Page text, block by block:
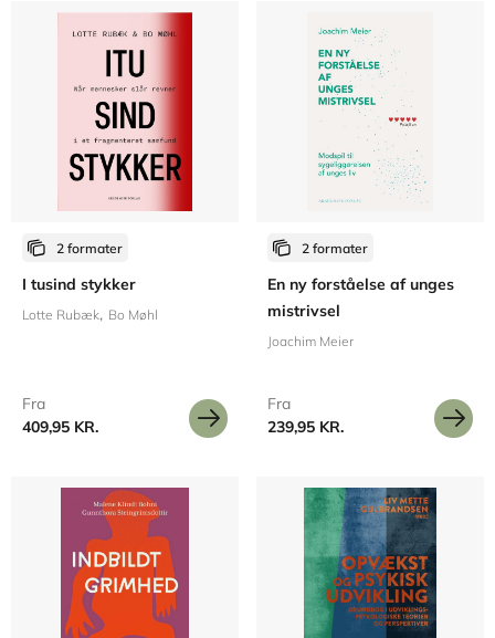
2 formater
I tusind stykker
Lotte Rubæk Bo Møhl
Fra
409,95 KR.
2 formater
En ny forståelse af unges
mistrivsel
Joachim Meier
Fra
239,95 KR.